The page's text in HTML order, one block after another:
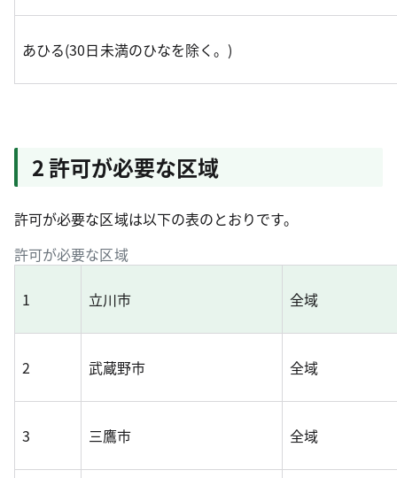
あひる(30日未満のひなを除く。)
2 許可が必要な区域
許可が必要な区域は以下の表のとおりです。
許可が必要な区域
1 立川市 全域
2 武蔵野市 全域
3 三鷹市 全域